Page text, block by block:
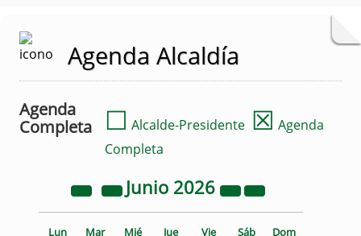
Agenda Alcaldía
Agenda
Completa
☐ Alcalde-Presidente ☒ Agenda
Completa
Junio 2026
Lun Mar Mié Jue Vie Sáb Dom